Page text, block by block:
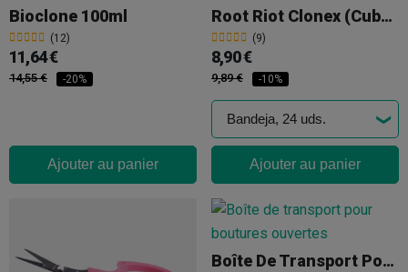
Bioclone 100ml
(12)
11,64 €
14,55 € -20%
Ajouter au panier
Root Riot Clonex (cubes)
(9)
8,90 €
9,89 € -10%
Ajouter au panier
Boîte De Transport Pour Boutures